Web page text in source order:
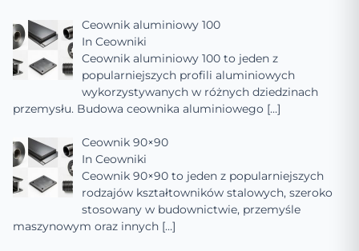
Ceownik aluminiowy 100
In Ceowniki
Ceownik aluminiowy 100 to jeden z
popularniejszych profili aluminiowych
wykorzystywanych w różnych dziedzinach
przemysłu. Budowa ceownika aluminiowego […]
Ceownik 90×90
In Ceowniki
Ceownik 90×90 to jeden z popularniejszych
rodzajów kształtowników stalowych, szeroko
stosowany w budownictwie, przemyśle
maszynowym oraz innych […]